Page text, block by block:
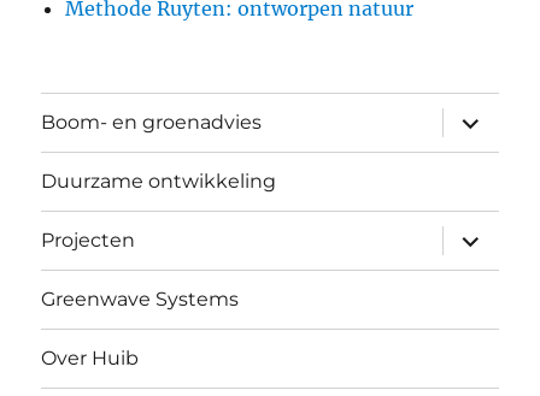
Methode Ruyten: ontworpen natuur
Boom- en groenadvies
Duurzame ontwikkeling
Projecten
Greenwave Systems
Over Huib